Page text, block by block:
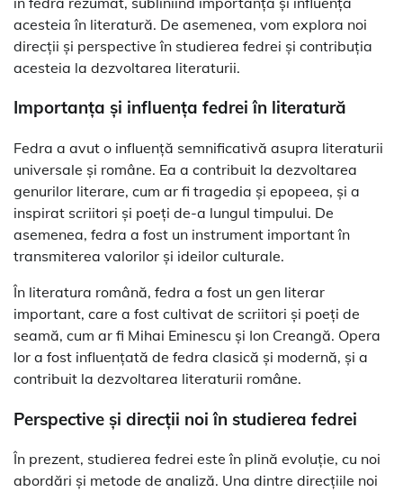
acesteia în literatură. De asemenea, vom explora noi
direcții și perspective în studierea fedrei și contribuția
acesteia la dezvoltarea literaturii.
Importanța și influența fedrei în literatură
Fedra a avut o influență semnificativă asupra literaturii
universale și române. Ea a contribuit la dezvoltarea
genurilor literare, cum ar fi tragedia și epopeea, și a
inspirat scriitori și poeți de-a lungul timpului. De
asemenea, fedra a fost un instrument important în
transmiterea valorilor și ideilor culturale.
În literatura română, fedra a fost un gen literar
important, care a fost cultivat de scriitori și poeți de
seamă, cum ar fi Mihai Eminescu și Ion Creangă. Opera
lor a fost influențată de fedra clasică și modernă, și a
contribuit la dezvoltarea literaturii române.
Perspective și direcții noi în studierea fedrei
În prezent, studierea fedrei este în plină evoluție, cu noi
abordări și metode de analiză. Una dintre direcțiile noi